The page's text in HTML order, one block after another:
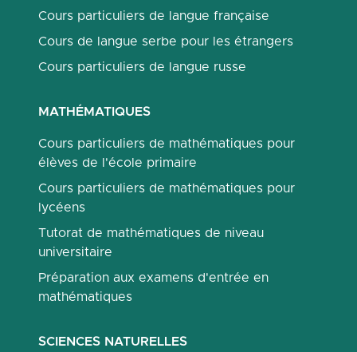
Cours particuliers de langue française
Cours de langue serbe pour les étrangers
Cours particuliers de langue russe
MATHÉMATIQUES
Cours particuliers de mathématiques pour
élèves de l'école primaire
Cours particuliers de mathématiques pour
lycéens
Tutorat de mathématiques de niveau
universitaire
Préparation aux examens d'entrée en
mathématiques
SCIENCES NATURELLES